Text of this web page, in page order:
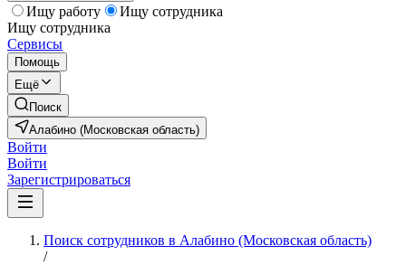
Ищу работу
Ищу сотрудника
Ищу сотрудника
Сервисы
Помощь
Ещё
Поиск
Алабино (Московская область)
Войти
Войти
Зарегистрироваться
Поиск сотрудников в Алабино (Московская область)
/